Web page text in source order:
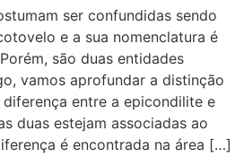
ser confundidas sendo
e a sua nomenclatura é
são duas entidades
vamos aprofundar a distinção
diferença entre a epicondilite e
duas estejam associadas ao
é encontrada na área […]